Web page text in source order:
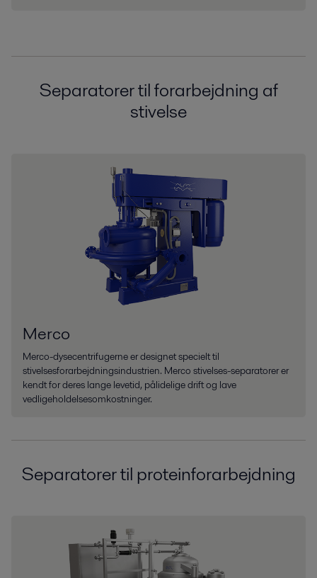
Separatorer til forarbejdning af
stivelse
Merco
Merco-dysecentrifugerne er designet specielt til
stivelsesforarbejdningsindustrien. Merco stivelses-separatorer er
kendt for deres lange levetid, pålidelige drift og lave
vedligeholdelsesomkostninger.
Separatorer til proteinforarbejdning